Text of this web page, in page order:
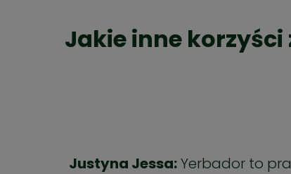
Jakie inne
Justyna Jessa:Yerbador to